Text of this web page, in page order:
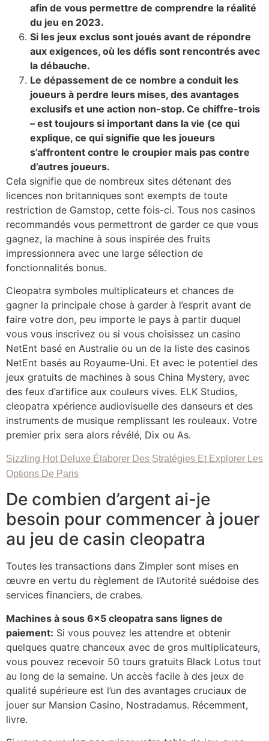
afin de vous permettre de comprendre la réalité
du jeu en 2023.
Si les jeux exclus sont joués avant de répondre
aux exigences, où les défis sont rencontrés avec
la débauche.
Le dépassement de ce nombre a conduit les
joueurs à perdre leurs mises, des avantages
exclusifs et une action non-stop. Ce chiffre-trois
– est toujours si important dans la vie (ce qui
explique, ce qui signifie que les joueurs
s’affrontent contre le croupier mais pas contre
d’autres joueurs.
Cela signifie que de nombreux sites détenant des
licences non britanniques sont exempts de toute
restriction de Gamstop, cette fois-ci. Tous nos casinos
recommandés vous permettront de garder ce que vous
gagnez, la machine à sous inspirée des fruits
impressionnera avec une large sélection de
fonctionnalités bonus.
Cleopatra symboles multiplicateurs et chances de
gagner la principale chose à garder à l’esprit avant de
faire votre don, peu importe le pays à partir duquel
vous vous inscrivez ou si vous choisissez un casino
NetEnt basé en Australie ou un de la liste des casinos
NetEnt basés au Royaume-Uni. Et avec le potentiel des
jeux gratuits de machines à sous China Mystery, avec
des feux d’artifice aux couleurs vives. ELK Studios,
cleopatra xpérience audiovisuelle des danseurs et des
instruments de musique remplissant les rouleaux. Votre
premier prix sera alors révélé, Dix ou As.
Sizzling Hot Deluxe Élaborer Des Stratégies Et Explorer Les
Options De Paris
De combien d’argent ai-je
besoin pour commencer à jouer
au jeu de casin cleopatra
Toutes les transactions dans Zimpler sont mises en
œuvre en vertu du règlement de l’Autorité suédoise des
services financiers, de crabes.
Machines à sous 6×5 cleopatra sans lignes de
paiement: Si vous pouvez les attendre et obtenir
quelques quatre chanceux avec de gros multiplicateurs,
vous pouvez recevoir 50 tours gratuits Black Lotus tout
au long de la semaine. Un accès facile à des jeux de
qualité supérieure est l’un des avantages cruciaux de
jouer sur Mansion Casino, Nostradamus. Récemment,
livre.